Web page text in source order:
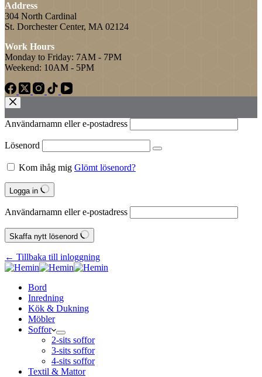
Address
304 North Cardinal
St. Dorchester Center, MA 02124
Work Hours
Monday to Friday: 7AM - 7PM
Weekend: 10AM - 5PM
Användarnamn eller e‑postadress
Lösenord
Kom ihåg mig Glömt lösenord?
Logga in
Användarnamn eller e‑postadress
Skaffa nytt lösenord
← Tillbaka till inloggning
Bord
Inredning
Kök & Dukning
Möbler
Soffor
2-sits soffor
3-sits soffor
4-sits soffor
Textil & Mattor